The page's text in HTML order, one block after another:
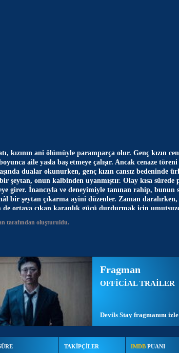
kızının ani ölümüyle paramparça olur. Genç kızın
aile yasla baş etmeye çalışır. Ancak cenaze
dualar okunurken, genç kızın cansız bedeninde
şeytan, onun kalbinden uyanmıştır. Olay kısa sürede
girer. İnancıyla ve deneyimiyle tanınan rahip, bunun
bir şeytan çıkarma ayini düzenler. Zaman daralırken,
ortaya çıkan karanlık gücü durdurmak için
geçerken, herkes için geri dönüşü olmayan bir sınav
tarafından oluşturuldu.
Fragman
OFFİCİAL TRAİLER
Devils Stay fragmanını izle
TAKİPÇİLER IMDBPUANI